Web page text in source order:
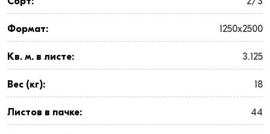
Формат: 1250x2500
Кв. м. в листе: 3.125
Вес (кг): 18
Листов в пачке: 44